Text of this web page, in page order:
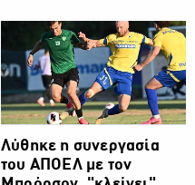
ΠΡΩΤΑΘΛΗΜΑ CYTA
Λύθηκε η συνεργασία
του ΑΠΟΕΛ με τον